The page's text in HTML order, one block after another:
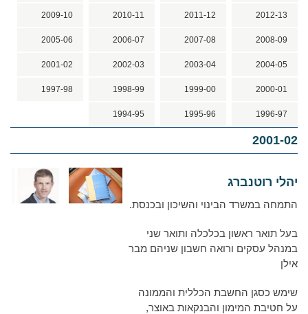
2012-13
2011-12
2010-11
2009-10
2008-09
2007-08
2006-07
2005-06
2004-05
2003-04
2002-03
2001-02
2000-01
1999-00
1998-99
1997-98
1996-97
1995-96
1994-95
2001-02
יהלי רוטנברג
התמחה במשרד הבינוי והשיכון ובכנסת.
בעל תואר ראשון בכלכלה ותואר שני
במנהל עסקים ורואה חשבון שניהם מבר
אילן
שימש כסגן החשבת הכללית והממונה
על חטיבת המימון והבנקאות באוצר,